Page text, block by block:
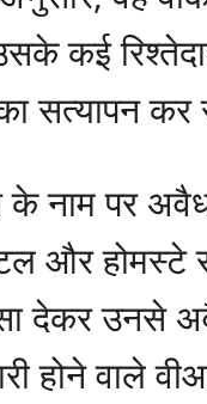
कई
सत्यापन कर
नाम पर
और होमस्टे
देकर उनसे
होने वाले